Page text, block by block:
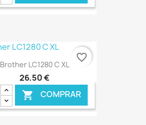
€ ONLINE
Brother LC1280 C XL
26,50 €
 COMPRAR
favorite_border